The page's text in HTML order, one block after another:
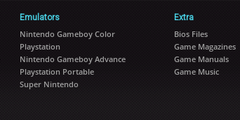
Emulators
Nintendo Gameboy Color
Playstation
Nintendo Gameboy Advance
Playstation Portable
Super Nintendo
Extra
Bios Files
Game Magazines
Game Manuals
Game Music